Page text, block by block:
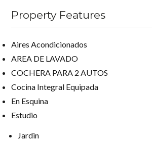
Property Features
Aires Acondicionados
AREA DE LAVADO
COCHERA PARA 2 AUTOS
Cocina Integral Equipada
En Esquina
Estudio
Jardin